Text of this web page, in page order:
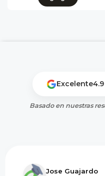
Excelente4.9
Basado en nuestras
Jose Guajardo